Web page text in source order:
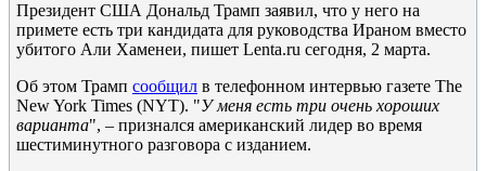
Президент США Дональд Трамп заявил, что у него на
примете есть три кандидата для руководства Ираном вместо
убитого Али Хаменеи, пишет Lenta.ru сегодня, 2 марта.
Об этом Трамп сообщил в телефонном интервью газете The
New York Times (NYT). "У меня есть три очень хороших
варианта", – признался американский лидер во время
шестиминутного разговора с изданием.